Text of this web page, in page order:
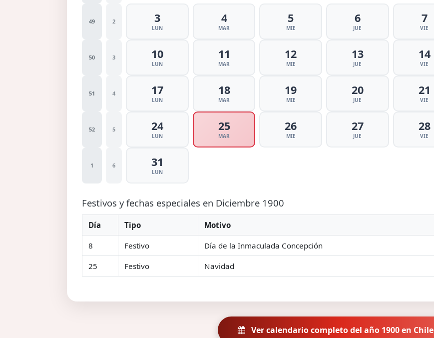
49 2 3
LUN
4
MAR
5
MIE
6
JUE
7
VIE
50 3 10
LUN
11
MAR
12
MIE
13
JUE
14
VIE
51 4 17
LUN
18
MAR
19
MIE
20
JUE
21
VIE
52 5 24
LUN
25
MAR
26
MIE
27
JUE
28
VIE
1 6 31
LUN
Festivos y fechas especiales en Diciembre 1900
Día Tipo Motivo
8 Festivo Día de la Inmaculada Concepción
25 Festivo Navidad
Ver calendario completo del año 1900 en Chile